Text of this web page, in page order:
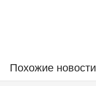
Похожие новости